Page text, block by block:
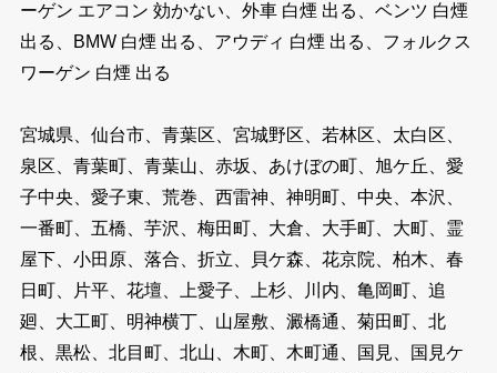
ーゲン エアコン 効かない、外車 白煙 出る、ベンツ 白煙
出る、BMW 白煙 出る、アウディ 白煙 出る、フォルクス
ワーゲン 白煙 出る
宮城県、仙台市、青葉区、宮城野区、若林区、太白区、
泉区、青葉町、青葉山、赤坂、あけぼの町、旭ケ丘、愛
子中央、愛子東、荒巻、西雷神、神明町、中央、本沢、
一番町、五橋、芋沢、梅田町、大倉、大手町、大町、霊
屋下、小田原、落合、折立、貝ケ森、花京院、柏木、春
日町、片平、花壇、上愛子、上杉、川内、亀岡町、追
廻、大工町、明神横丁、山屋敷、澱橋通、菊田町、北
根、黒松、北目町、北山、木町、木町通、国見、国見ケ